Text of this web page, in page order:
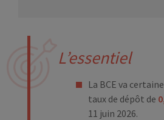
L’essentiel
La BCE va
taux de dépôt de
11 juin 2026.